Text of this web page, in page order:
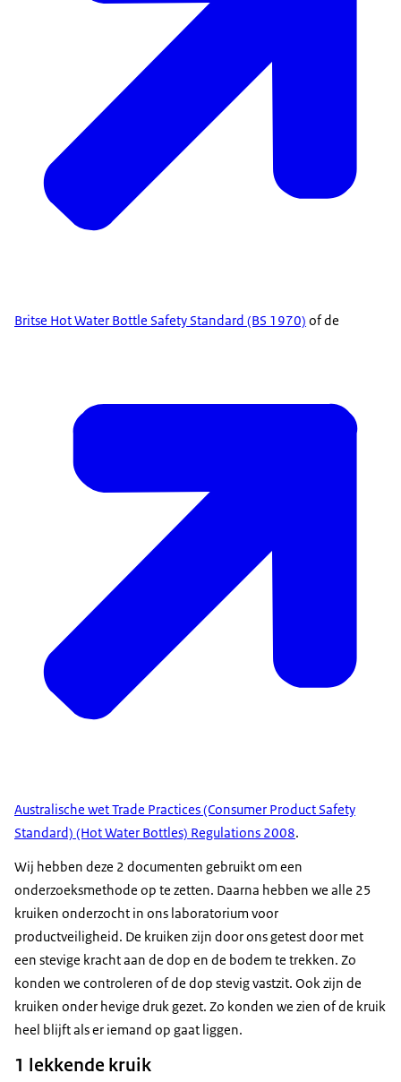
Britse Hot Water Bottle Safety Standard (BS 1970) of de
Australische wet Trade Practices (Consumer Product Safety
Standard) (Hot Water Bottles) Regulations 2008.
Wij hebben deze 2 documenten gebruikt om een
onderzoeksmethode op te zetten. Daarna hebben we alle 25
kruiken onderzocht in ons laboratorium voor
productveiligheid. De kruiken zijn door ons getest door met
een stevige kracht aan de dop en de bodem te trekken. Zo
konden we controleren of de dop stevig vastzit. Ook zijn de
kruiken onder hevige druk gezet. Zo konden we zien of de kruik
heel blijft als er iemand op gaat liggen.
1 lekkende kruik